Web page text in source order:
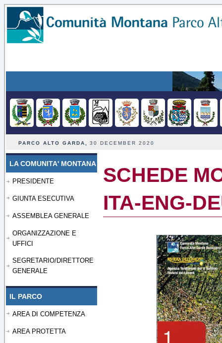
PARCO ALTO GARDA, 30 DECEMBER 2020
LA COMUNITA' MONTANA
PRESIDENTE
GIUNTA ESECUTIVA
ASSEMBLEA GENERALE
ORGANIZZAZIONE E
UFFICI
SEGRETARIO/DIRETTORE
GENERALE
IL PARCO
AREA DI COMPETENZA
AREA PROTETTA
SCHEDE
ITA-ENG-